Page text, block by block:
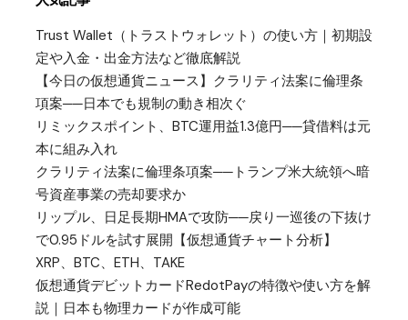
Trust Wallet（トラストウォレット）の使い方｜初期設
定や入金・出金方法など徹底解説
【今日の仮想通貨ニュース】クラリティ法案に倫理条
項案──日本でも規制の動き相次ぐ
リミックスポイント、BTC運用益1.3億円──貸借料は元
本に組み入れ
クラリティ法案に倫理条項案──トランプ米大統領へ暗
号資産事業の売却要求か
リップル、日足長期HMAで攻防──戻り一巡後の下抜け
で0.95ドルを試す展開【仮想通貨チャート分析】
XRP、BTC、ETH、TAKE
仮想通貨デビットカードRedotPayの特徴や使い方を解
説｜日本も物理カードが作成可能